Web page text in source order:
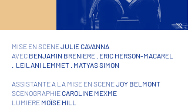
MISE EN SCENEJULIE CAVANNA
AVEC BENJAMIN BRENIERE . ERIC HERSON-MACAREL
. LEILANI LEMMET . MATYAS SIMON
ASSISTANTE A LA MISE EN SCENEJOY BELMONT
SCENOGRAPHIECAROLINE MEXME
LUMIERE MOÏSE HILL